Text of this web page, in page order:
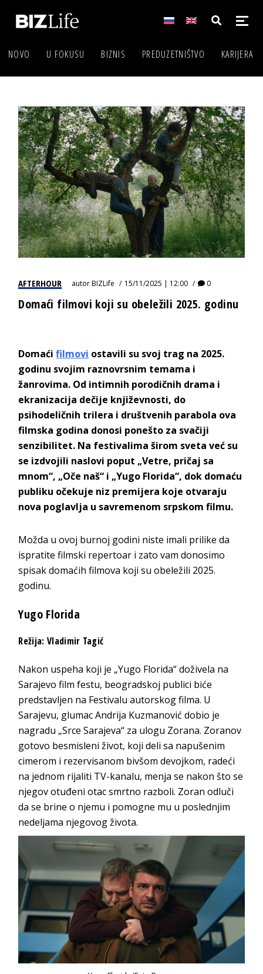
NOVO U FOKUSU BIZNIS PREDUZETNIŠTVO KARIJERA
AFTERHOUR autorBIZLife 15/11/2025 | 12:00 0
Domaći filmovi koji su obeležili 2025. godinu
Domaćifilmovi ostavili su svoj trag na 2025.
godinu svojim raznovrsnim temama i
žanrovima. Od intimnih porodičnih drama i
ekranizacija dečije književnosti, do
psihodeličnih trilera i društvenih parabola ova
filmska godina donosi ponešto za svačiji
senzibilitet. Na festivalima širom sveta već su
se izdvojili naslovi poput „Vetre, pričaj sa
mnom“, „Oče naš“ i „Yugo Florida“, dok domaću
publiku očekuje niz premijera koje otvaraju
nova poglavlja u savremenom srpskom filmu.
Možda u ovoj burnoj godini niste imali prilike da
ispratite filmski repertoar i zato vam donosimo
spisak domaćih filmova koji su obeležili 2025.
godinu.
Yugo Florida
Režija: Vladimir Tagić
Nakon uspeha koji je „Yugo Florida“ doživela na
Sarajevo film festu, beogradskoj publici biće
predstavljen na Festivalu autorskog filma. U
Sarajevu, glumac Andrija Kuzmanović dobio je
nagradu „Srce Sarajeva“ za ulogu Zorana. Zoranov
gotovo besmisleni život, koji deli sa napušenim
cimerom i rezervisanom bivšom devojkom, radeći
na jednom rijaliti TV-kanalu, menja se nakon što se
njegov otuđeni otac smrtno razboli. Zoran odluči
da se brine o njemu i pomogne mu u poslednjim
nedeljama njegovog života.